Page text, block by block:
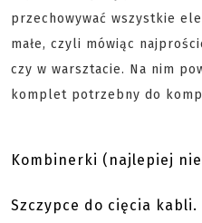
przechowywać wszystkie
małe, czyli mówiąc
czy w warsztacie. Na nim
komplet potrzebny do
Kombinerki (najlepiej
Szczypce do cięcia kabli.